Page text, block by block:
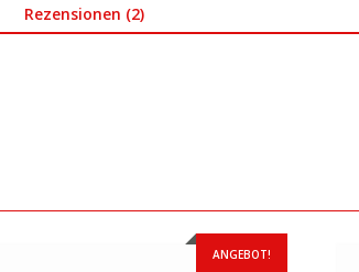
Rezensionen (2)
ANGEBOT!